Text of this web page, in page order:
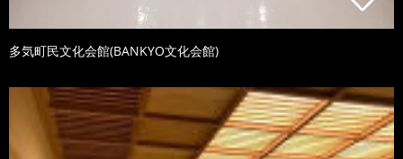
多気町民文化会館(BANKYO文化会館)